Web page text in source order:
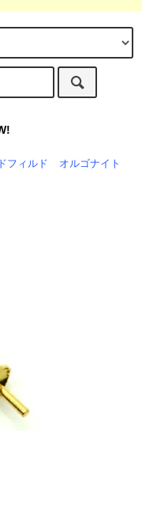
フィルド オルゴナイト